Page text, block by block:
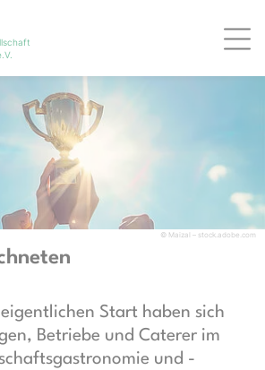
© Maizal – stock.adobe.com
Start haben sich
Betriebe und Caterer im
und -